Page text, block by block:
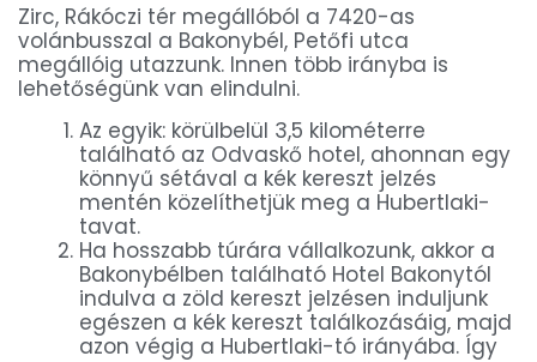
Zirc, Rákóczi tér megállóból a 7420-as
volánbusszal a Bakonybél, Petőfi utca
megállóig utazzunk. Innen több irányba is
lehetőségünk van elindulni.
Az egyik: körülbelül 3,5 kilométerre
található az Odvaskő hotel, ahonnan egy
könnyű sétával a kék kereszt jelzés
mentén közelíthetjük meg a Hubertlaki-
tavat.
Ha hosszabb túrára vállalkozunk, akkor a
Bakonybélben található Hotel Bakonytól
indulva a zöld kereszt jelzésen induljunk
egészen a kék kereszt találkozásáig, majd
azon végig a Hubertlaki-tó irányába. Így